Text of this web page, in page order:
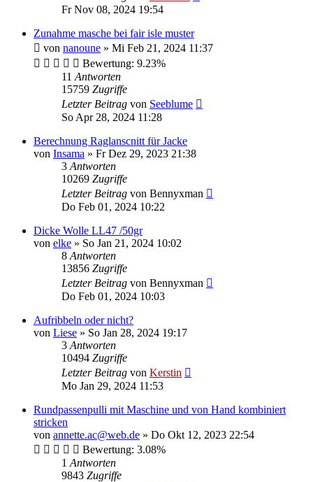
Fr Nov 08, 2024 19:54
Zunahme masche bei fair isle muster
von nanoune » Mi Feb 21, 2024 11:37
Bewertung: 9.23%
11 Antworten
15759 Zugriffe
Letzter Beitrag von Seeblume
So Apr 28, 2024 11:28
Berechnung Raglanscnitt für Jacke
von Insama » Fr Dez 29, 2023 21:38
3 Antworten
10269 Zugriffe
Letzter Beitrag von Bennyxman
Do Feb 01, 2024 10:22
Dicke Wolle LL47 /50gr
von elke » So Jan 21, 2024 10:02
8 Antworten
13856 Zugriffe
Letzter Beitrag von Bennyxman
Do Feb 01, 2024 10:03
Aufribbeln oder nicht?
von Liese » So Jan 28, 2024 19:17
3 Antworten
10494 Zugriffe
Letzter Beitrag von Kerstin
Mo Jan 29, 2024 11:53
Rundpassenpulli mit Maschine und von Hand kombiniert
stricken
von annette.ac@web.de » Do Okt 12, 2023 22:54
Bewertung: 3.08%
1 Antworten
9843 Zugriffe